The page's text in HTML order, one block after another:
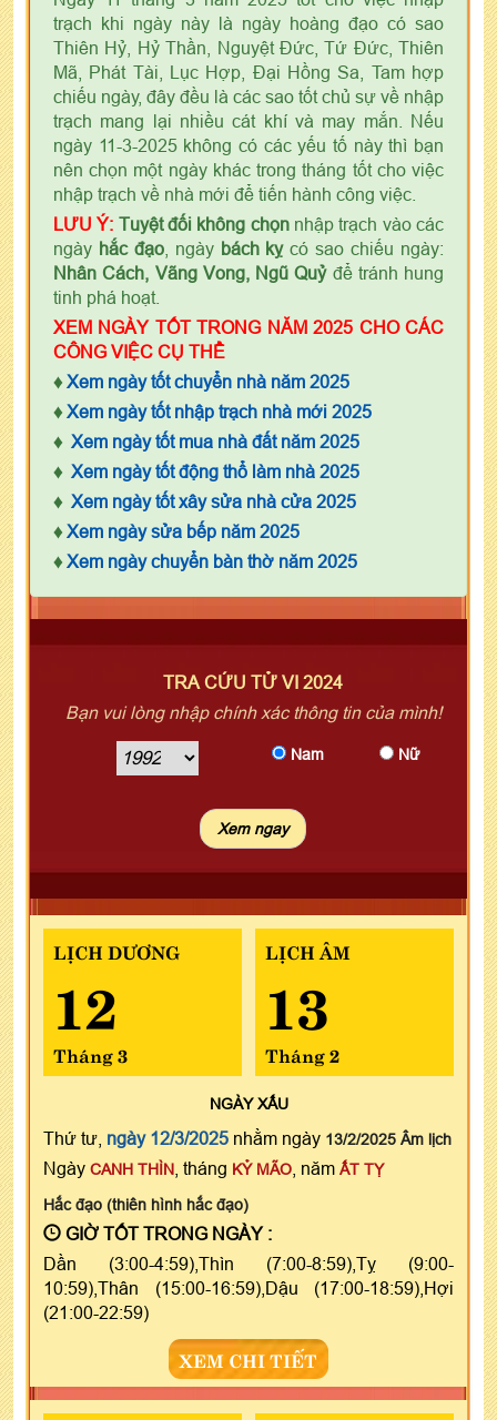
trạch khi ngày này là ngày hoàng đạo có sao
Thiên Hỷ, Hỷ Thần, Nguyệt Đức, Tứ Đức, Thiên
Mã, Phát Tài, Lục Hợp, Đại Hồng Sa, Tam hợp
chiếu ngày, đây đều là các sao tốt chủ sự về nhập
trạch mang lại nhiều cát khí và may mắn. Nếu
ngày 11-3-2025 không có các yếu tố này thì bạn
nên chọn một ngày khác trong tháng tốt cho việc
nhập trạch về nhà mới để tiến hành công việc.
LƯU Ý: Tuyệt đối không chọnnhập trạch vào các
ngày hắc đạo, ngày bách kỵcó sao chiếu ngày:
Nhân Cách, Vãng Vong, Ngũ Quỷđể tránh hung
tinh phá hoạt.
XEM NGÀY TỐT TRONG NĂM 2025 CHO CÁC
CÔNG VIỆC CỤ THỂ
♦ Xem ngày tốt chuyển nhà năm 2025
♦ Xem ngày tốt nhập trạch nhà mới 2025
♦ Xem ngày tốt mua nhà đất năm 2025
♦ Xem ngày tốt động thổ làm nhà 2025
♦ Xem ngày tốt xây sửa nhà cửa 2025
♦ Xem ngày sửa bếp năm 2025
♦ Xem ngày chuyển bàn thờ năm 2025
TRA CỨU TỬ VI 2024
Bạn vui lòng nhập chính xác thông tin của mình!
Nam Nữ
LỊCH DƯƠNG
12
Tháng 3
LỊCH ÂM
13
Tháng 2
NGÀYXẤU
Thứ tư, ngày 12/3/2025 nhằm ngày 13/2/2025 Âm lịch
Ngày CANH THÌN , tháng KỶ MÃO , năm ẤT TỴ
Hắc đạo (thiên hình hắc đạo)
GIỜ TỐT TRONG NGÀY :
Dần (3:00-4:59),Thìn (7:00-8:59),Tỵ (9:00-
10:59),Thân (15:00-16:59),Dậu (17:00-18:59),Hợi
(21:00-22:59)
XEM CHI TIẾT